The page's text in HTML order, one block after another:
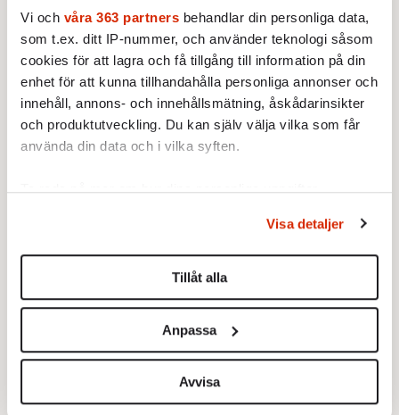
Vi och våra 363 partners behandlar din personliga data,
som t.ex. ditt IP-nummer, och använder teknologi såsom
cookies för att lagra och få tillgång till information på din
enhet för att kunna tillhandahålla personliga annonser och
innehåll, annons- och innehållsmätning, åskådarinsikter
och produktutveckling. Du kan själv välja vilka som får
använda din data och i vilka syften.
Ta reda på mer om hur dina personliga uppgifter
Du kan ändra eller dra tillbaka ditt samtycke när som
helst från cookie-förklaringen.
Vi använder enhetsidentifierare för att anpassa innehållet
för sociala medier och analysera vår trafik. Vi
vidarebefordrar även sådana identifierare och annan
information från din enhet till de sociala medier och
annons- och analysföretag som vi samarbetar med.
Visa detaljer
Tillåt alla
Anpassa
Avvisa
som mindre viktiga, än målet att sprida
förmågan att inte bara använda det svenska
språket utan att skickligt använda svenska
språket.